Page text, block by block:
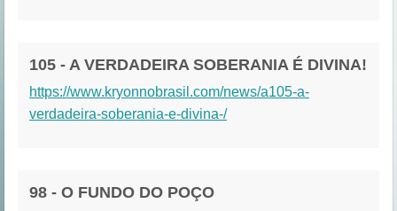
105 - A VERDADEIRA SOBERANIA É DIVINA!
https://www.kryonnobrasil.com/news/a105-a-
verdadeira-soberania-e-divina-/
98 - O FUNDO DO POÇO